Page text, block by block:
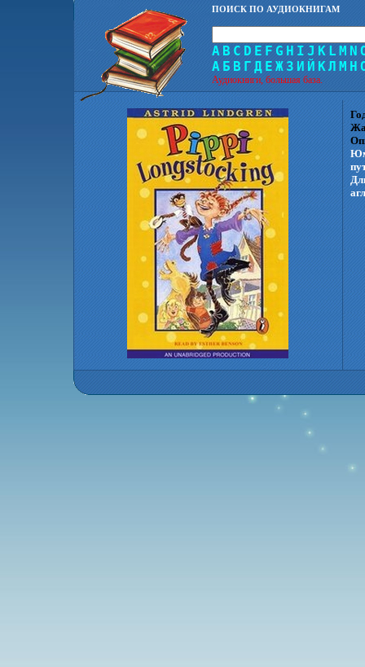
ПОИСК ПО АУДИОКНИГАМ
A B C D E F G H I J K L M N
А Б В Г Д Е Ж З И Й КЛ М Н
Аудиокниги, большая база.